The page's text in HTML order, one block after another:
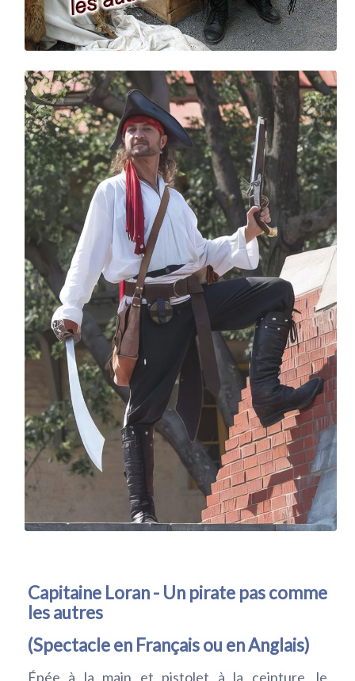
Capitaine Loran - Un pirate pas comme
les autres
(Spectacle en Français ou en Anglais)
Épée à la main et pistolet à la ceinture, le